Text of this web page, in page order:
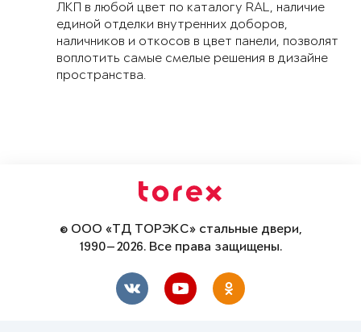
ЛКП в любой цвет по каталогу RAL, наличие
единой отделки внутренних доборов,
наличников и откосов в цвет панели, позволят
воплотить самые смелые решения в дизайне
пространства.
© ООО «ТД ТОРЭКС» стальные двери,
1990—2026. Все права защищены.